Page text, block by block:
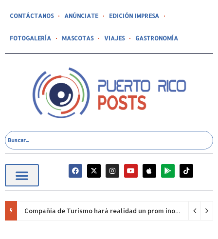
CONTÁCTANOS ANÚNCIATE EDICIÓN IMPRESA
FOTOGALERÍA MASCOTAS VIAJES GASTRONOMÍA
Compañía de Turismo hará realidad un prom inolvidable junto a Jowell para estudiantes de la Escuela Gabriela Mistral